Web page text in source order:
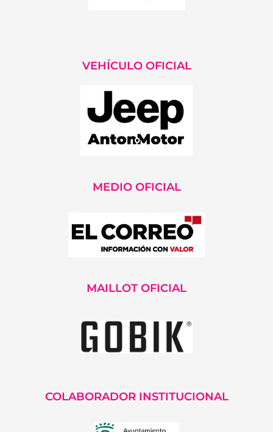
VEHÍCULO OFICIAL
MEDIO OFICIAL
MAILLOT OFICIAL
COLABORADOR INSTITUCIONAL